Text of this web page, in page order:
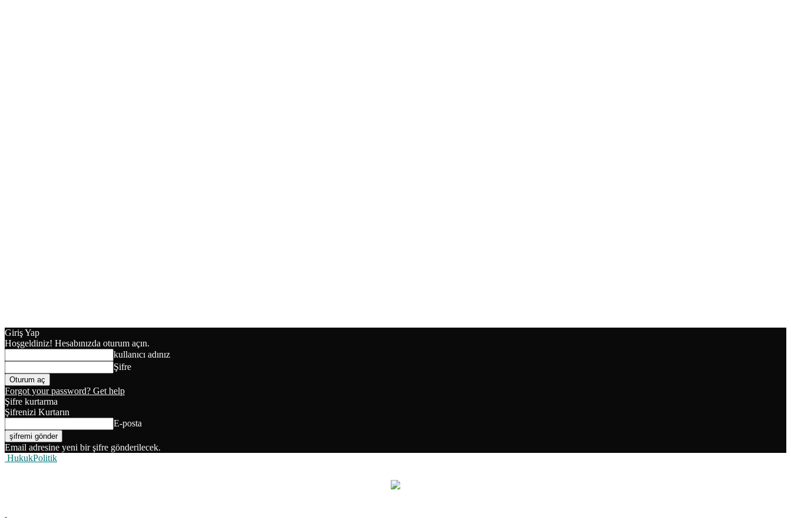
Giriş Yap
Hoşgeldiniz! Hesabınızda oturum açın.
kullanıcı adınız
Şifre
Forgot your password? Get help
Şifre kurtarma
Şifrenizi Kurtarın
E-posta
Email adresine yeni bir şifre gönderilecek.
HukukPolitik